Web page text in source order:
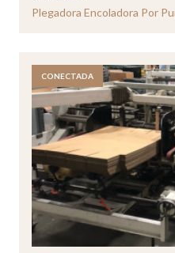
Plegadora Encoladora Por
CONECTADA